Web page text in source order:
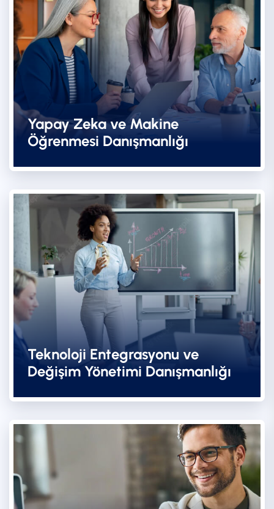
Yapay Zeka ve Makine
Öğrenmesi Danışmanlığı
Teknoloji Entegrasyonu ve
Değişim Yönetimi Danışmanlığı